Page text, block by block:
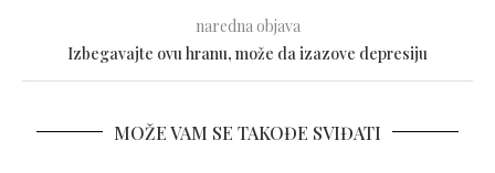
naredna objava
Izbegavajte ovu hranu, može da izazove depresiju
MOŽE VAM SE TAKOĐE SVIĐATI